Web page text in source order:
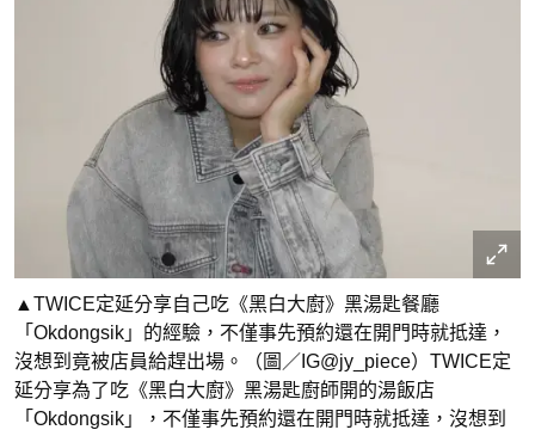
▲TWICE定延分享自己吃《黑白大廚》黑湯匙餐廳
「Okdongsik」的經驗，不僅事先預約還在開門時就抵達，
沒想到竟被店員給趕出場。（圖／IG@jy_piece）TWICE定
延分享為了吃《黑白大廚》黑湯匙廚師開的湯飯店
「Okdongsik」，不僅事先預約還在開門時就抵達，沒想到